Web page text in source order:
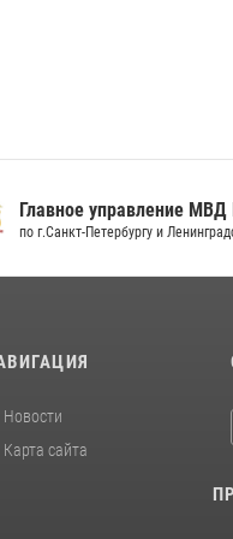
Главное управление МВД
по г.Санкт-Петербургу и
Новости
Карта сайта